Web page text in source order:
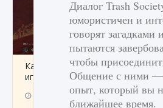
Как приручить существ
игре Creatures of Ava
9 августа 2024 1 218
Диалог Trash
юмористичен и
говорят
пытаются
чтобы
Общение с ними —
опыт, который вы
ближайшее время.